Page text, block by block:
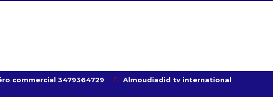
commercial 3479364729 Almoudiadid tv international